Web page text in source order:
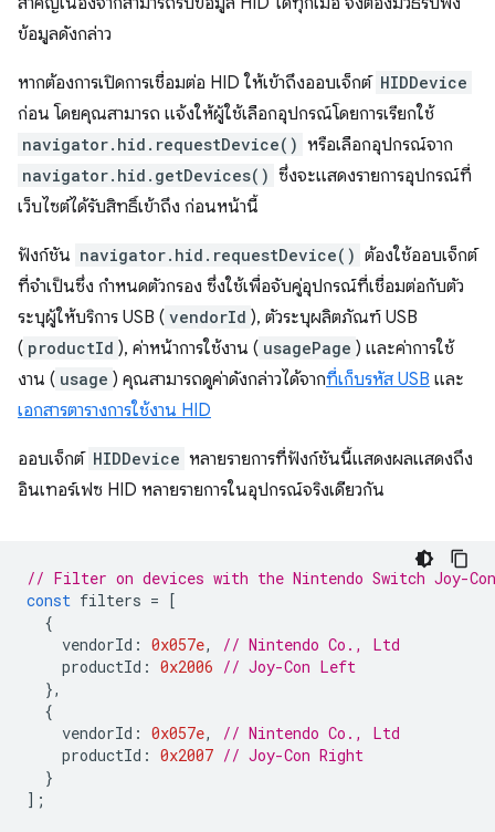
ข้อมูลดังกล่าว
หากต้องการเปิดการเชื่อมต่อ HID ให้เข้าถึงออบเจ็กต์ HIDDevice
ก่อน โดยคุณสามารถ แจ้งให้ผู้ใช้เลือกอุปกรณ์โดยการเรียกใช้
navigator.hid.requestDevice() หรือเลือกอุปกรณ์จาก
navigator.hid.getDevices() ซึ่งจะแสดงรายการอุปกรณ์ที่
เว็บไซต์ได้รับสิทธิ์เข้าถึง ก่อนหน้านี้
ฟังก์ชัน navigator.hid.requestDevice() ต้องใช้ออบเจ็กต์
ที่จำเป็นซึ่ง กำหนดตัวกรอง ซึ่งใช้เพื่อจับคู่อุปกรณ์ที่เชื่อมต่อกับตัว
ระบุผู้ให้บริการ USB ( vendorId ), ตัวระบุผลิตภัณฑ์ USB
( productId ), ค่าหน้าการใช้งาน ( usagePage ) และค่าการใช้
งาน ( usage ) คุณสามารถดูค่าดังกล่าวได้จากที่เก็บรหัส USB และ
เอกสารตารางการใช้งาน HID
ออบเจ็กต์ HIDDevice หลายรายการที่ฟังก์ชันนี้แสดงผลแสดงถึง
อินเทอร์เฟซ HID หลายรายการในอุปกรณ์จริงเดียวกัน
// Filter on devices with the Nintendo Switch Joy-Con
const filters = [
{
vendorId : 0x057e,
// Nintendo Co., Ltd
productId : 0x2006 // Joy-Con Left
},
{
vendorId : 0x057e,
// Nintendo Co., Ltd
productId : 0x2007 // Joy-Con Right
}
];